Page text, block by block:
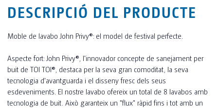
DESCRIPCIÓ DEL PRODUCTE
Moble de lavabo John Privy®: el model de festival perfecte.
Aspecte fort: John Privy®, l'innovador concepte de sanejament per
buit de TOI TOI®, destaca per la seva gran comoditat, la seva
tecnologia d'avantguarda i el disseny fresc dels seus
esdeveniments. El nostre lavabo ofereix un total de 8 lavabos amb
tecnologia de buit. Això garanteix un "flux" ràpid fins i tot amb un